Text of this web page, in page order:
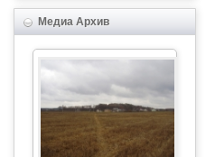
Медиа Архив